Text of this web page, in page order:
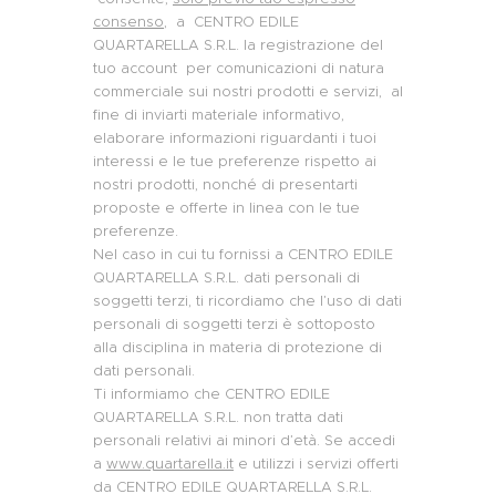
consenso, a CENTRO EDILE
QUARTARELLA S.R.L. la registrazione del
tuo account per comunicazioni di natura
commerciale sui nostri prodotti e servizi, al
fine di inviarti materiale informativo,
elaborare informazioni riguardanti i tuoi
interessi e le tue preferenze rispetto ai
nostri prodotti, nonché di presentarti
proposte e offerte in linea con le tue
preferenze.
Nel caso in cui tu fornissi a CENTRO EDILE
QUARTARELLA S.R.L. dati personali di
soggetti terzi, ti ricordiamo che l’uso di dati
personali di soggetti terzi è sottoposto
alla disciplina in materia di protezione di
dati personali.
Ti informiamo che CENTRO EDILE
QUARTARELLA S.R.L. non tratta dati
personali relativi ai minori d’età. Se accedi
a www.quartarella.it e utilizzi i servizi offerti
da CENTRO EDILE QUARTARELLA S.R.L.